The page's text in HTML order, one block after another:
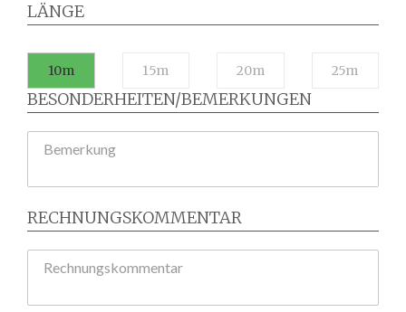
LÄNGE
10m 15m 20m 25m
BESONDERHEITEN/BEMERKUNGEN
Bemerkung
RECHNUNGSKOMMENTAR
Rechnungskommentar